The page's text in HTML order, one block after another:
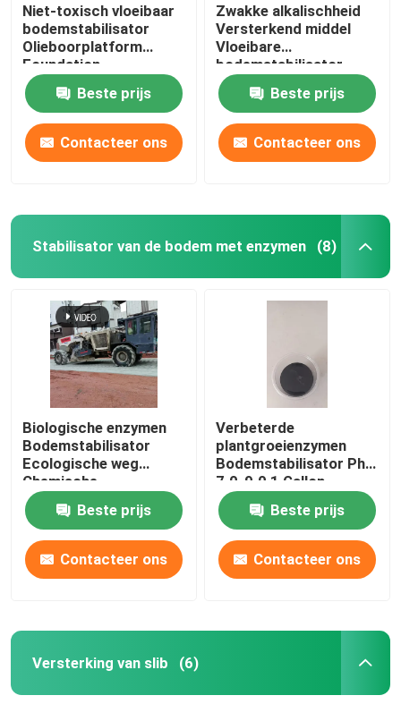
Niet-toxisch vloeibaar
bodemstabilisator
Olieboorplatform
Foundation
Bodemstabilisatie
Beste prijs
Contacteer ons
Zwakke alkalischheid
Versterkend middel
Vloeibare
bodemstabilisator
Biologisch enzym
Beste prijs
Contacteer ons
Stabilisator van de bodem met enzymen (8)
Biologische enzymen
Bodemstabilisator
Ecologische weg
Chemische
bodemstabilisatie
Beste prijs
Contacteer ons
Verbeterde
plantgroeienzymen
Bodemstabilisator Ph
7.0-9.0 1 Gallon
dekking voor
bodemerosiebestrijding
Beste prijs
Contacteer ons
Versterking van slib (6)